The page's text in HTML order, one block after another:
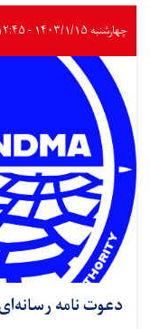
چهارشنبه ۱۴۰۳/۱/۱۵ - ۱۲:۴۵
دعوت نامه